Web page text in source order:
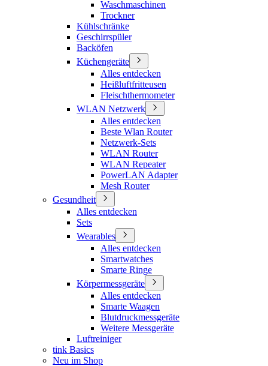
Waschmaschinen
Trockner
Kühlschränke
Geschirrspüler
Backöfen
Küchengeräte
Alles entdecken
Heißluftfritteusen
Fleischthermometer
WLAN Netzwerk
Alles entdecken
Beste Wlan Router
Netzwerk-Sets
WLAN Router
WLAN Repeater
PowerLAN Adapter
Mesh Router
Gesundheit
Alles entdecken
Sets
Wearables
Alles entdecken
Smartwatches
Smarte Ringe
Körpermessgeräte
Alles entdecken
Smarte Waagen
Blutdruckmessgeräte
Weitere Messgeräte
Luftreiniger
tink Basics
Neu im Shop